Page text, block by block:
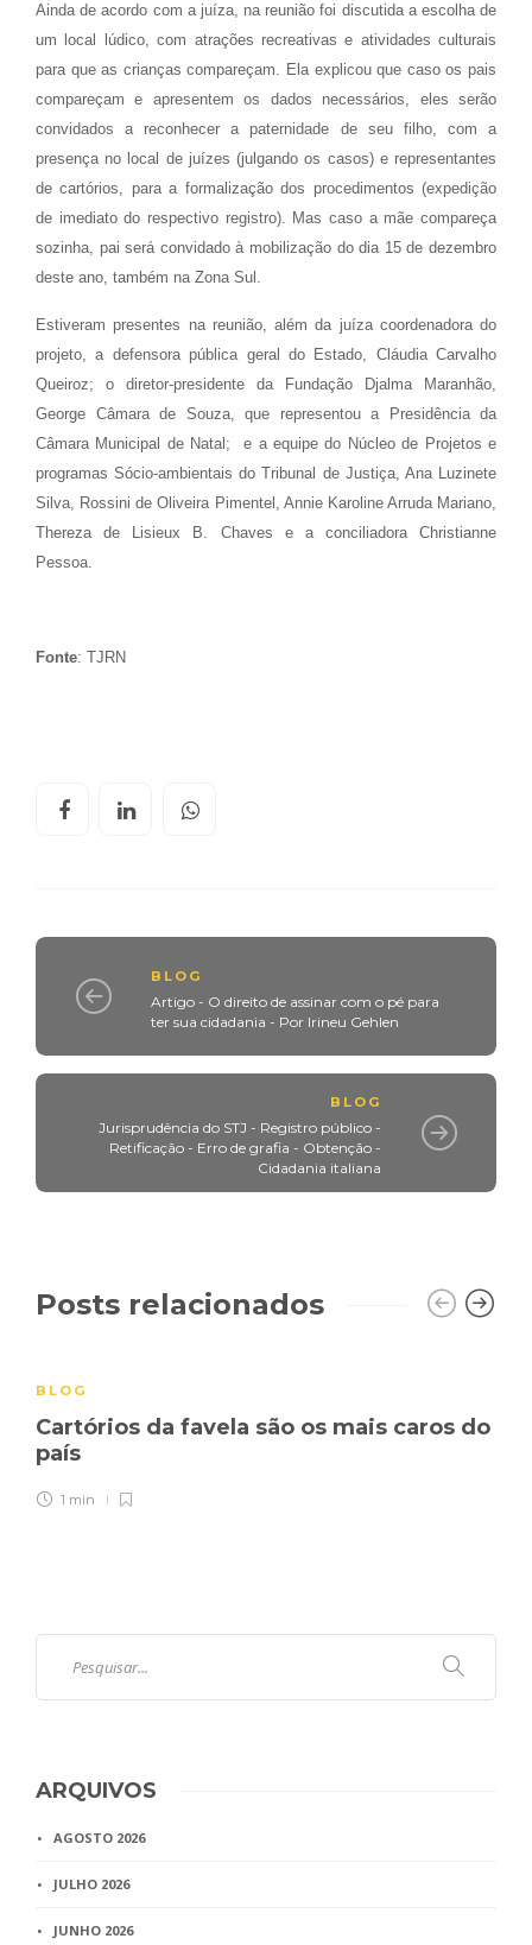
Ainda de acordo com a juíza, na reunião foi discutida a escolha de
um local lúdico, com atrações recreativas e atividades culturais
para que as crianças compareçam. Ela explicou que caso os pais
compareçam e apresentem os dados necessários, eles serão
convidados a reconhecer a paternidade de seu filho, com a
presença no local de juízes (julgando os casos) e representantes
de cartórios, para a formalização dos procedimentos (expedição
de imediato do respectivo registro). Mas caso a mãe compareça
sozinha, pai será convidado à mobilização do dia 15 de dezembro
deste ano, também na Zona Sul.
Estiveram presentes na reunião, além da juíza coordenadora do
projeto, a defensora pública geral do Estado, Cláudia Carvalho
Queiroz; o diretor-presidente da Fundação Djalma Maranhão,
George Câmara de Souza, que representou a Presidência da
Câmara Municipal de Natal; e a equipe do Núcleo de Projetos e
programas Sócio-ambientais do Tribunal de Justiça, Ana Luzinete
Silva, Rossini de Oliveira Pimentel, Annie Karoline Arruda Mariano,
Thereza de Lisieux B. Chaves e a conciliadora Christianne
Pessoa.
Fonte: TJRN
BLOG
Artigo - O direito de assinar com o pé para
ter sua cidadania - Por Irineu Gehlen
BLOG
Jurisprudência do STJ - Registro público -
Retificação - Erro de grafia - Obtenção -
Cidadania italiana
Posts relacionados
BLOG
Cartórios da favela são os mais caros do
país
1 min
ARQUIVOS
AGOSTO 2026
JULHO 2026
JUNHO 2026